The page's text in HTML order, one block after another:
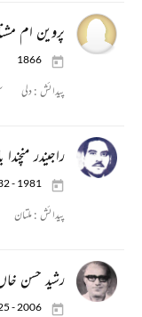
پروین ام
1866
پیدائش :دلی
راجیندر منچندا
- 1981
پیدائش :ملتان
رشید حسن
- 2006